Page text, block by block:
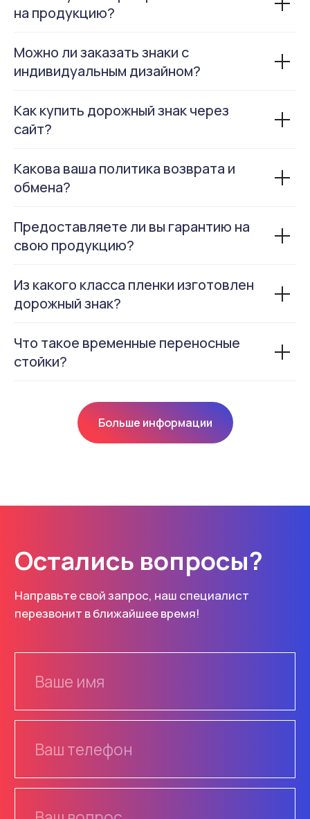
на продукцию?
Можно ли заказать знаки с
индивидуальным дизайном?
Как купить дорожный знак через
сайт?
Какова ваша политика возврата и
обмена?
Предоставляете ли вы гарантию на
свою продукцию?
Из какого класса пленки изготовлен
дорожный знак?
Что такое временные переносные
стойки?
Больше информации